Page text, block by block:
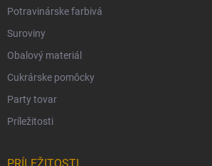
Potravinárske farbivá
Suroviny
Obalový materiál
Cukrárske pomôcky
Party tovar
Príležitosti